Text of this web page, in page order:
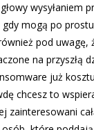
wysyłaniem
mogą po
pod uwagę,
na przyszłą
już
chcesz to
zainteresowani